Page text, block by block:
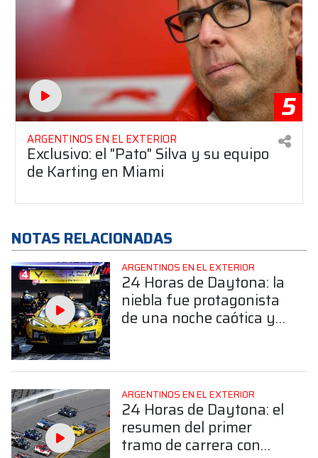
5
ARGENTINOS EN EL EXTERIOR
Exclusivo: el "Pato" Silva y su equipo
de Karting en Miami
NOTAS RELACIONADAS
ARGENTINOS EN EL EXTERIOR
24 Horas de Daytona: la
niebla fue protagonista
de una noche caótica y
ARGENTINOS EN EL EXTERIOR
24 Horas de Daytona: el
resumen del primer
tramo de carrera con